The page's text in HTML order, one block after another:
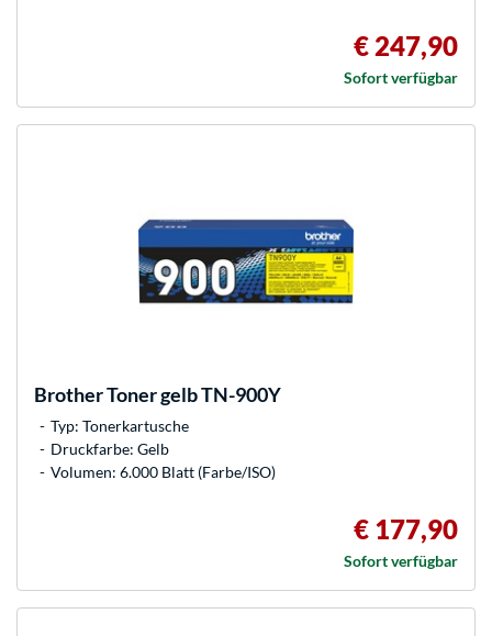
€ 247,90
Sofort verfügbar
BrotherToner gelb TN-900Y
Typ: Tonerkartusche
Druckfarbe: Gelb
Volumen: 6.000 Blatt (Farbe/ISO)
€ 177,90
Sofort verfügbar